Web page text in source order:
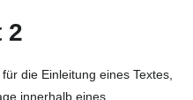
2
die Einleitung eines Textes,
innerhalb eines